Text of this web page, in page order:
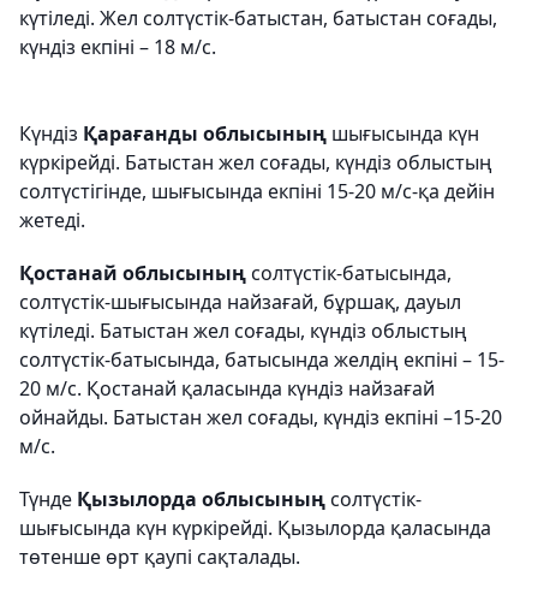
күтіледі. Жел солтүстік-батыстан, батыстан соғады,
күндіз екпіні – 18 м/с.
Күндіз Қарағанды облысының шығысында күн
күркірейді. Батыстан жел соғады, күндіз облыстың
солтүстігінде, шығысында екпіні 15-20 м/с-қа дейін
жетеді.
Қостанай облысыныңсолтүстік-батысында,
солтүстік-шығысында найзағай, бұршақ, дауыл
күтіледі. Батыстан жел соғады, күндіз облыстың
солтүстік-батысында, батысында желдің екпіні – 15-
20 м/с. Қостанай қаласында күндіз найзағай
ойнайды. Батыстан жел соғады, күндіз екпіні –15-20
м/с.
Түнде Қызылорда облысыныңсолтүстік-
шығысында күн күркірейді. Қызылорда қаласында
төтенше өрт қаупі сақталады.